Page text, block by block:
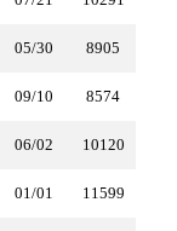
05/30 8905
09/10 8574
06/02 10120
01/01 11599